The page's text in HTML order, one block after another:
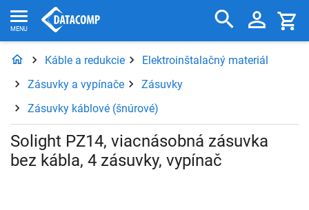
Káble a redukcie
Elektroinštalačný materiál
Zásuvky a vypínače
Zásuvky
Zásuvky káblové (šnúrové)
Solight PZ14, viacnásobná zásuvka
bez kábla, 4 zásuvky, vypínač